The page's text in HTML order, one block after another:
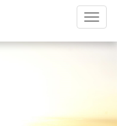
Toggle